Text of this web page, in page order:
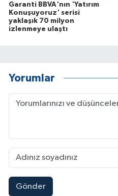
Garanti BBVA'nın 'Yatırım
Konuşuyoruz' serisi
yaklaşık 70 milyon
izlenmeye ulaştı
Yorumlar
Gönder